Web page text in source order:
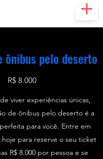
ônibus pelo deserto
R$ 8.000
viver experiências únicas,
de ônibus pelo deserto é a
para você. Entre em
para reserve o seu ticket
R$ 8.000 por pessoa e se